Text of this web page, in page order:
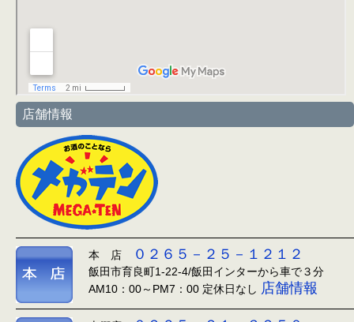
店舗情報
本 店 ０２６５－２５－１２１２
飯田市育良町1-22-4/飯田インターから車で３分
AM10：00～PM7：00 定休日なし 店舗情報